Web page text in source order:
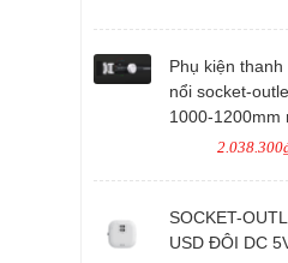
Phụ kiện
nổi socket-
1000-1200mm
SOCKET-
USD ĐÔI DC